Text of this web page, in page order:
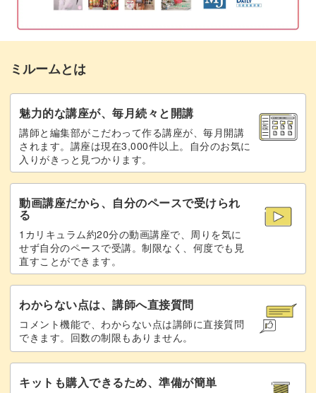
完成♪
ミルームとは
魅力的な講座が、毎月続々と開講
講師と編集部がこだわって作る講座が、毎月開講
されます。講座は現在3,000件以上。自分のお気に
入りがきっと見つかります。
動画講座だから、自分のペースで受けられ
る
1カリキュラム約20分の動画講座で、周りを気に
せず自分のペースで受講。制限なく、何度でも見
直すことができます。
わからない点は、講師へ直接質問
コメント機能で、わからない点は講師に直接質問
できます。回数の制限もありません。
キットも購入できるため、準備が簡単